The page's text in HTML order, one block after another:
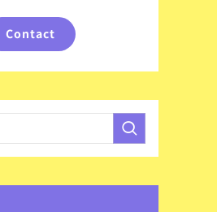
Contact